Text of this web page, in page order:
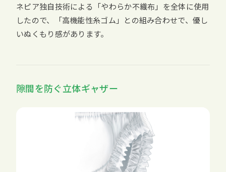
ネピア独自技術による「やわらか不織布」を全体に使用
したので、「高機能性糸ゴム」との組み合わせで、優し
いぬくもり感があります。
隙間を防ぐ立体ギャザー